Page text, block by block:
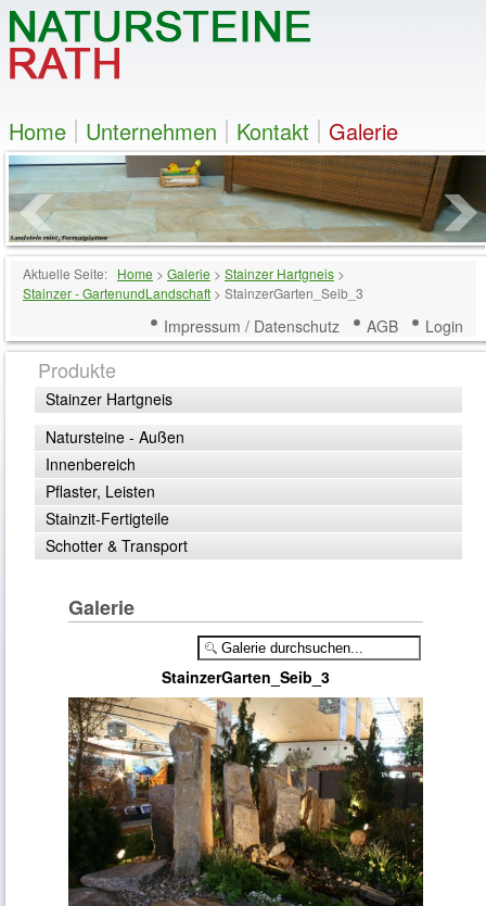
Home Unternehmen Kontakt Galerie
Aktuelle Seite: Home > Galerie > Stainzer Hartgneis >
Stainzer - GartenundLandschaft > StainzerGarten_Seib_3
Impressum / Datenschutz AGB Login
Produkte
Stainzer Hartgneis
Natursteine - Außen
Innenbereich
Pflaster, Leisten
Stainzit-Fertigteile
Schotter & Transport
Galerie
StainzerGarten_Seib_3